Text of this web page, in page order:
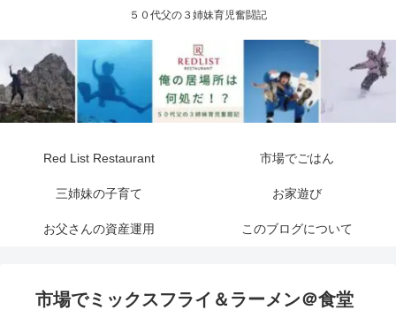
５０代父の３姉妹育児奮闘記
Red List Restaurant 市場でごはん
三姉妹の子育て お家遊び
お父さんの資産運用 このブログについて
市場でミックスフライ＆ラーメン＠食堂